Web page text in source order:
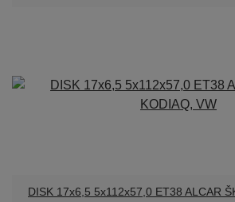
DISK 17x6,5 5x112x57,0 ET38 ALCAR